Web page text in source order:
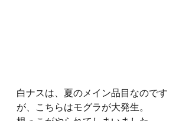
白ナスは、夏のメイン品目なのです
が、こちらはモグラが大発生。